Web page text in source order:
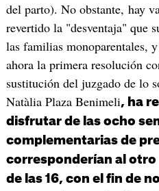
del parto). No obstante, hay
revertido la "desventaja" que
las familias monoparentales,
ahora la primera resolución
sustitución del juzgado de lo
Natàlia Plaza Benimeli, ha
disfrutar de las ocho
complementarias de
corresponderían al
de las 16, con el fin de